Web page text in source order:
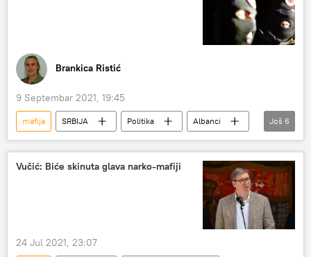
Brankica Ristić
9 Septembar 2021, 19:45
mafija SRBIJA Politika
Albanci
ubistva
Božidar Spasić
narko-mafija
izbori
albanska mafija
Još 6
Vučić: Biće skinuta glava narko-mafiji
24 Jul 2021, 23:07